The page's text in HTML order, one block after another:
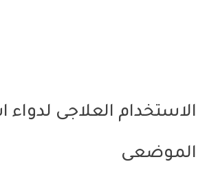
الاستخدام العلاجى لدواء
الموضعى